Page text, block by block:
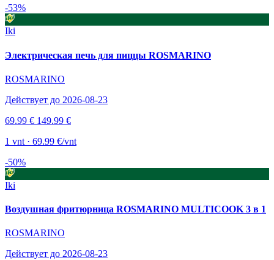
-53%
Iki
Электрическая печь для пиццы ROSMARINO
ROSMARINO
Действует до 2026-08-23
69.99 € 149.99 €
1 vnt · 69.99 €/vnt
-50%
Iki
Воздушная фритюрница ROSMARINO MULTICOOK 3 в 1
ROSMARINO
Действует до 2026-08-23